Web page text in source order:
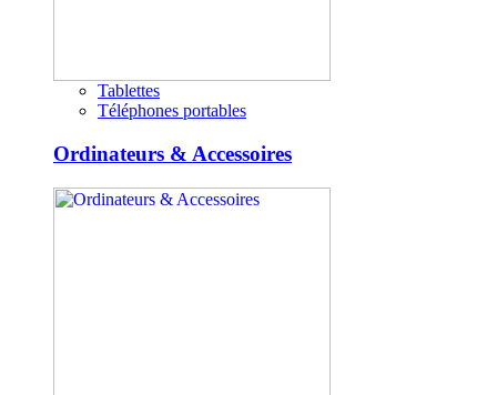
Tablettes
Téléphones portables
Ordinateurs & Accessoires